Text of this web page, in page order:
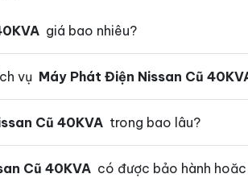
giá bao nhiêu?
vụ Máy Phát Điện Nissan Cũ
Cũ 40KVA trong bao lâu?
Cũ 40KVA có được bảo hành